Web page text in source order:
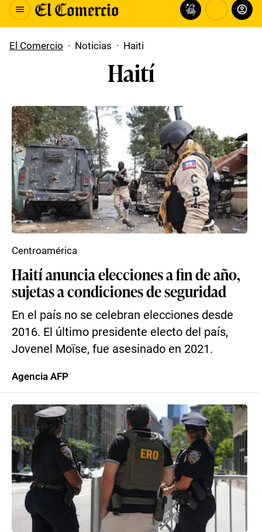
El Comercio · Noticias · Haiti
Haití
Haití anuncia elecciones a fin de año,
sujetas a condiciones de seguridad
En el país no se celebran elecciones desde
2016. El último presidente electo del país,
Jovenel Moïse, fue asesinado en 2021.
Centroamérica
Agencia AFP